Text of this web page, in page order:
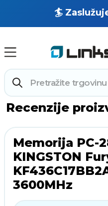
🏄
🔥 OUTLET:
Recenzije
Memorija PC-
KINGSTON
3600MHz